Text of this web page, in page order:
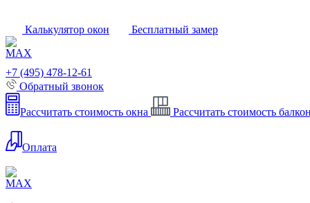
Калькулятор окон Бесплатный замер
+7 (495) 478-12-61
Обратный звонок
Рассчитать стоимость окна Рассчитать стоимость
Оплата